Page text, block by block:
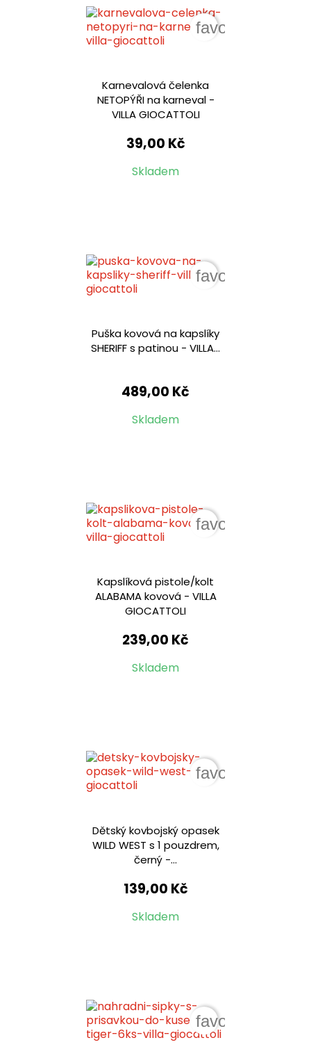
Karnevalová čelenka
NETOPÝŘI na karneval -
VILLA GIOCATTOLI
39,00 Kč
Skladem
favorite_border
Puška kovová na kapslíky
SHERIFF s patinou - VILLA...
489,00 Kč
Skladem
favorite_border
Kapslíková pistole/kolt
ALABAMA kovová - VILLA
GIOCATTOLI
239,00 Kč
Skladem
favorite_border
Dětský kovbojský opasek
WILD WEST s 1 pouzdrem,
černý -...
139,00 Kč
Skladem
favorite_border
favorite_border